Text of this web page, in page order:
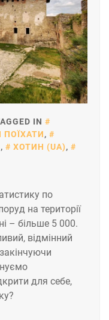
IN
ПОЇХАТИ,
, ХОТИН (UA),
по
на території
– більше 5 000.
відмінний
для себе,